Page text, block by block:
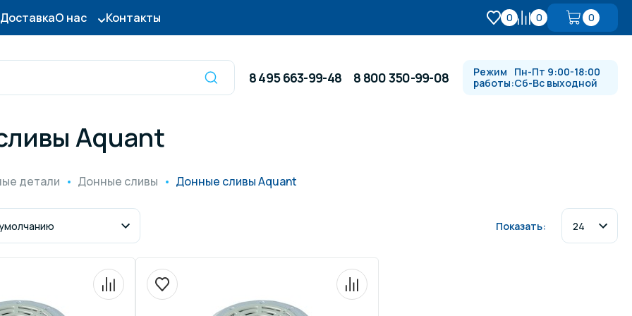
ДоставкаО нас Контакты 0 0 0
Водопады, водяные пушки и
покрытия Химия для бассейнов
8 495 663-99-48 8 800 350-99-08
Режим
работы:
Пн-Пт 9:00-18:00
Сб-Вс выходной
Aquant
детали Донные сливы Донные сливы Aquant
Показать: